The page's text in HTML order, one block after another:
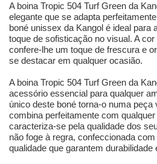
A boina Tropic 504 Turf Green da
elegante que se adapta
boné unissex da Kangol é ideal para
toque de sofisticação no visual. A
confere-lhe um toque de frescura e
se destacar em qualquer ocasião.
A boina Tropic 504 Turf Green da
acessório essencial para qualquer
único deste boné torna-o numa peça
combina perfeitamente com
caracteriza-se pela qualidade dos
não foge à regra, confeccionada
qualidade que garantem durabilidade